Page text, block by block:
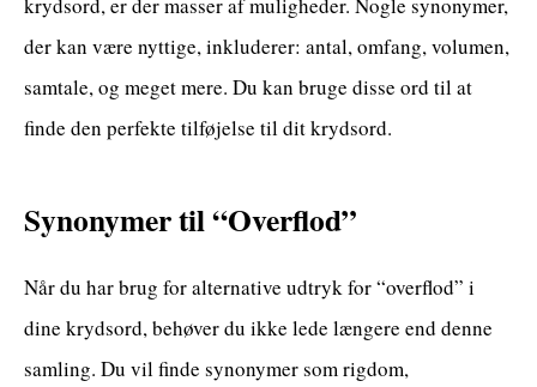
der kan være nyttige, inkluderer: antal, omfang, volumen,
samtale, og meget mere. Du kan bruge disse ord til at
finde den perfekte tilføjelse til dit krydsord.
Synonymer til “Overflod”
Når du har brug for alternative udtryk for “overflod” i
dine krydsord, behøver du ikke lede længere end denne
samling. Du vil finde synonymer som rigdom,